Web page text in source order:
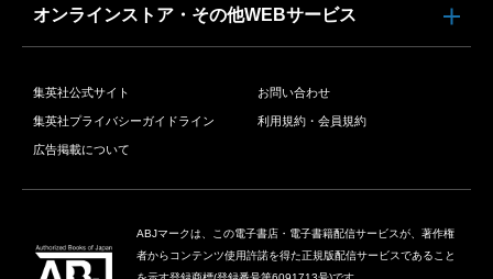
オンラインストア・その他WEBサービス
集英社公式サイト お問い合わせ
集英社プライバシーガイドライン 利用規約・会員規約
広告掲載について
ABJマークは、この電子書店・電子書籍配信サービスが、著作権
者からコンテンツ使用許諾を得た正規版配信サービスであること